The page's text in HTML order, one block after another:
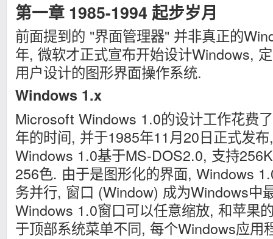
第一章 1985-1994 起步岁月
前面提到的 "界面管理器" 并非真正的
年, 微软才正式宣布开始设计Windows,
用户设计的图形界面操作系统.
Windows 1.x
Microsoft Windows 1.0的设计工作花费
年的时间, 并于1985年11月20日正式发
Windows 1.0基于MS-DOS2.0, 支持
256色. 由于是图形化的界面, Windows
务并行, 窗口 (Window) 成为Windows中
Windows 1.0窗口可以任意缩放, 和苹果
于顶部系统菜单不同, 每个Windows应用